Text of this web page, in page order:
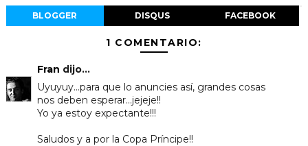
BLOGGER DISQUS FACEBOOK
1 COMENTARIO:
Fran dijo...
Uyuyuy...para que lo anuncies así, grandes cosas
nos deben esperar...jejeje!!
Yo ya estoy expectante!!!
Saludos y a por la Copa Príncipe!!